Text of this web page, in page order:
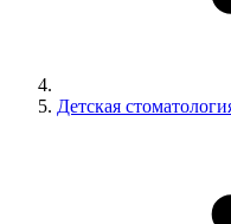
Детская